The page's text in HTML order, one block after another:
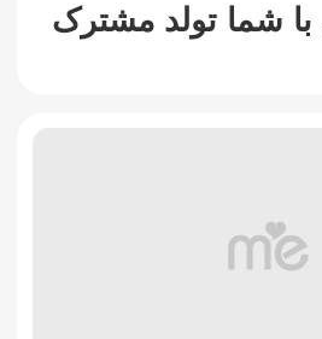
با شما تولد مشترک